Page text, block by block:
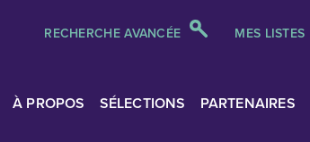
RECHERCHE AVANCÉE MES LISTES
À PROPOS SÉLECTIONS PARTENAIRES